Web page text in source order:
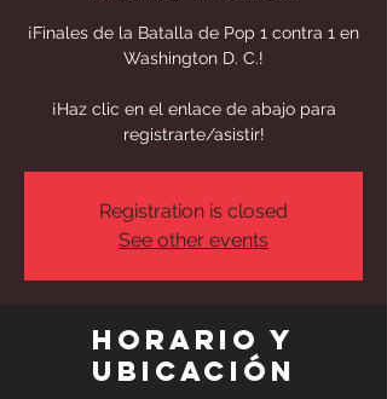
¡Finales de la Batalla de Pop 1 contra 1 en
Washington D. C.!
¡Haz clic en el enlace de abajo para
registrarte/asistir!
Registration is closed
See other events
Horario y
ubicación